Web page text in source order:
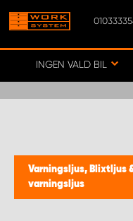
INGEN VALD BIL
Varningsljus, Blixtljus
varningsljus
HITTA
WORK SYSTEM SVERIGE